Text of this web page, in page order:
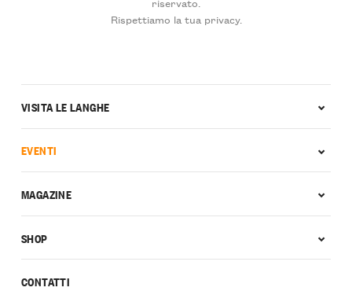
Rispettiamo la tua privacy.
CONTATTI
VISITA LE LANGHE
EVENTI
MAGAZINE
SHOP